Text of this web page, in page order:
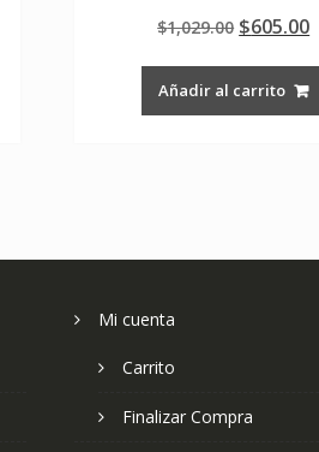
5.00
de 5
$1,029.00 Original
was:
$1,029.00.
$605.00
Añadir al carrito
Mi cuenta
Carrito
Finalizar Compra